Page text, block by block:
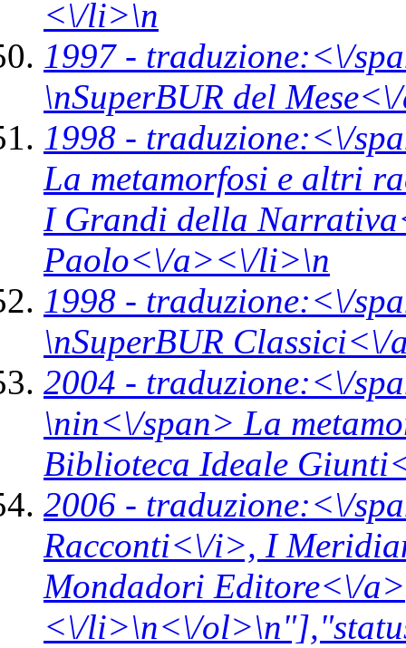
<\/li>\n
1997 - traduzione:<\/
\nSuperBUR del
1998 - traduzione:<\/
La metamorfosi e altri
I Grandi della
Paolo<\/a><\/li>\n
1998 - traduzione:<\/
\nSuperBUR
2004 - traduzione:<\/
\nin<\/span> La
Biblioteca Ideale
2006 - traduzione:<\/
Racconti<\/i>, I
Mondadori Editore<\/a>
<\/li>\n<\/